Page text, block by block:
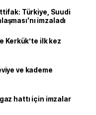
Türkiye, Suudi
imzaladı
Kerkük’te ilk kez
ve kademe
hattı için imzalar